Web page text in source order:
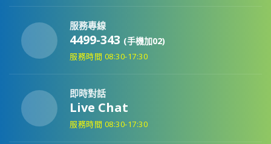
服務專線
4499-343 (手機加02)
服務時間 08:30-17:30
即時對話
Live Chat
服務時間 08:30-17:30